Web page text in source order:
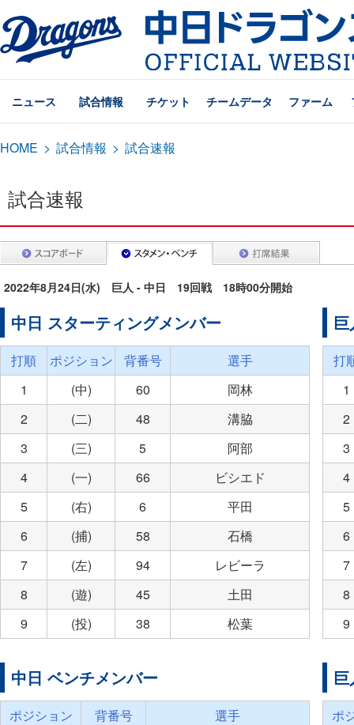
ニュース 試合情報 チケット チームデータ ファーム
HOME > 試合情報 > 試合速報
試合速報
2022年8月24日(水) 巨人 - 中日 19回戦 18時00分開始
中日 スターティングメンバー
打順 ポジション 背番号
選手
1
(中) 60
岡林
2
(二) 48
溝脇
3
(三) 5
阿部
4
(一) 66
ビシエド
5
(右) 6
平田
6
(捕) 58
石橋
7
(左) 94
レビーラ
8
(遊) 45
土田
9
(投) 38 松葉
打
1
2
3
4
5
6
7
8
9
中日 ベンチメンバー
ポジション 背番号
選手
ポ